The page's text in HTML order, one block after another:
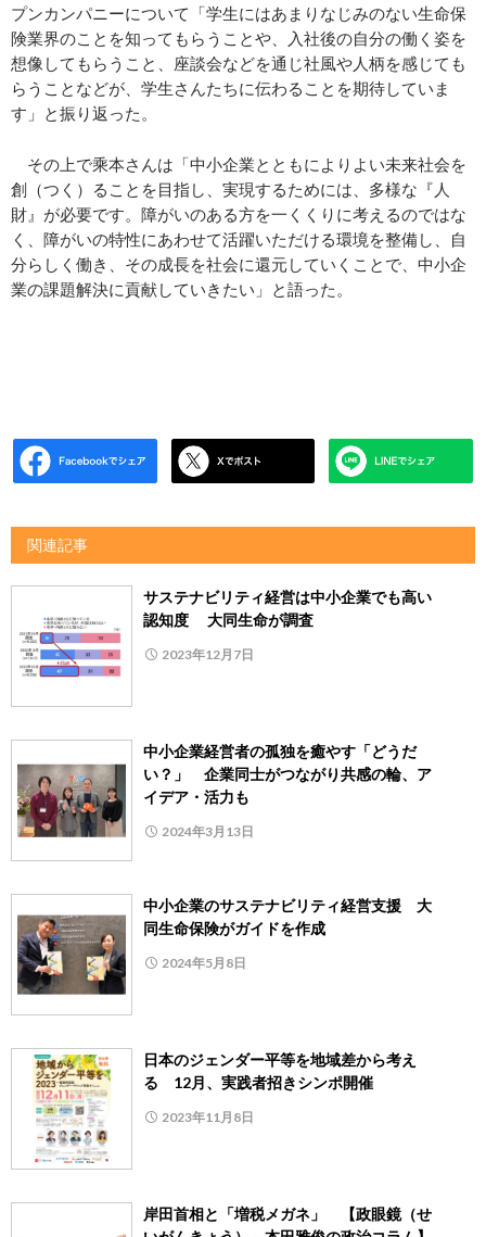
プンカンパニーについて「学生にはあまりなじみのない生命保
険業界のことを知ってもらうことや、入社後の自分の働く姿を
想像してもらうこと、座談会などを通じ社風や人柄を感じても
らうことなどが、学生さんたちに伝わることを期待していま
す」と振り返った。
その上で乘本さんは「中小企業とともによりよい未来社会を
創（つく）ることを目指し、実現するためには、多様な『人
財』が必要です。障がいのある方を一くくりに考えるのではな
く、障がいの特性にあわせて活躍いただける環境を整備し、自
分らしく働き、その成長を社会に還元していくことで、中小企
業の課題解決に貢献していきたい」と語った。
関連記事
サステナビリティ経営は中小企業でも高い
認知度 大同生命が調査
2023年12月7日
中小企業経営者の孤独を癒やす「どうだ
い？」 企業同士がつながり共感の輪、ア
イデア・活力も
2024年3月13日
中小企業のサステナビリティ経営支援 大
同生命保険がガイドを作成
2024年5月8日
日本のジェンダー平等を地域差から考え
る 12月、実践者招きシンポ開催
2023年11月8日
岸田首相と「増税メガネ」 【政眼鏡（せ